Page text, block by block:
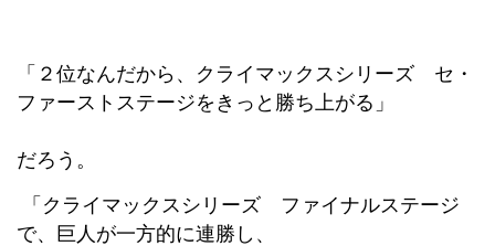
「２位なんだから、クライマックスシリーズ セ・
ファーストステージをきっと勝ち上がる」
だろう。
「クライマックスシリーズ ファイナルステージ
で、巨人が一方的に連勝し、